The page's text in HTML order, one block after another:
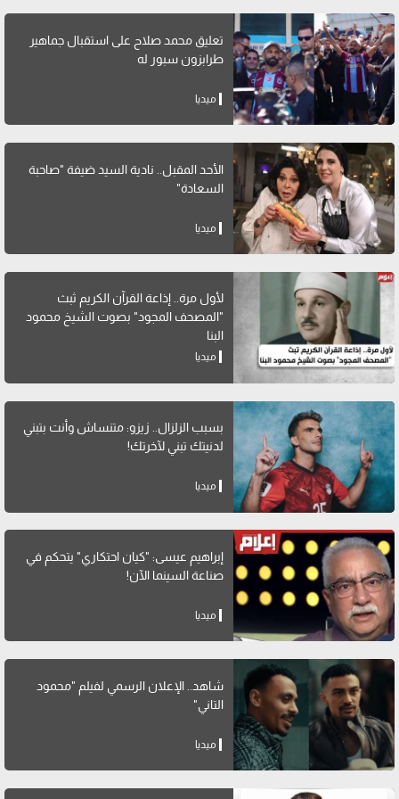
تعليق محمد صلاح على استقبال جماهير
طرابزون سبور له
ميديا
الأحد المقبل.. نادية السيد ضيفة "صاحبة
السعادة"
ميديا
لأول مرة.. إذاعة القرآن الكريم ثبث
"المصحف المجود" بصوت الشيخ محمود
البنا
ميديا
بسبب الزلزال.. زيزو: متنساش وأنت بتبني
لدنيتك تبني لآخرتك!
ميديا
إبراهيم عيسى: "كيان احتكاري" يتحكم في
صناعة السينما الآن!
ميديا
شاهد.. الإعلان الرسمي لفيلم "محمود
التاني"
ميديا